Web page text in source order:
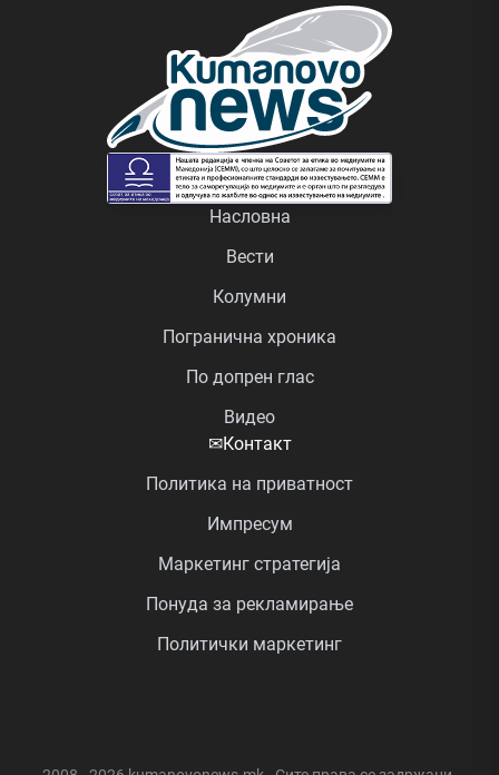
Насловна
Вести
Колумни
Погранична хроника
По допрен глас
Видео
✉Контакт
Политика на приватност
Импресум
Маркетинг стратегија
Понуда за рекламирање
Политички маркетинг